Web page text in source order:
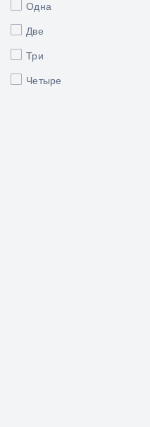
Одна
Две
Три
Четыре